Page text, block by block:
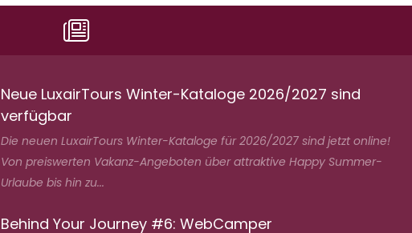
Neue LuxairTours Winter-Kataloge 2026/2027 sind
verfügbar
Die neuen LuxairTours Winter-Kataloge für 2026/2027 sind jetzt online!
Von preiswerten Vakanz-Angeboten über attraktive Happy Summer-
Urlaube bis hin zu...
Behind Your Journey #6: WebCamper